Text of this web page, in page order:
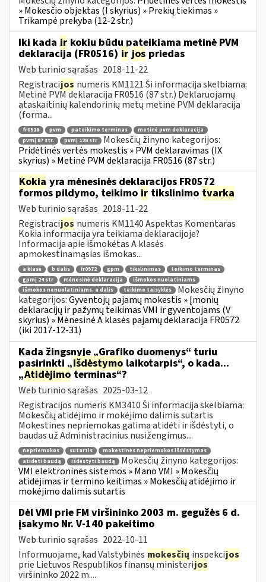
» Mokesčio objektas (I skyrius) » Prekių tiekimas »
Trikampė prekyba (12-2 str.)
Iki kada ir kokiu būdu pateikiama metinė PVM
deklaracija (FR0516) ir jos priedas
Web turinio sąrašas 2018-11-22
Registracijos numeris KM1121 Ši informacija skelbiama:
Metinė PVM deklaracija FR0516 (87 str.) Deklaruojamų
ataskaitinių kalendorinių metų metinė PVM deklaracija
(forma...
fr0516 pvm pateikimo terminas
metinė pvm deklaracija
pvmį 87 str.
pvmį 128 str
Mokesčių žinyno kategorijos:
Pridėtinės vertės mokestis » PVM deklaravimas (IX
skyrius) » Metinė PVM deklaracija FR0516 (87 str.)
Kokia yra mėnesinės deklaracijos FR0572
formos pildymo, teikimo ir tikslinimo tvarka
Web turinio sąrašas 2018-11-22
Registracijos numeris KM1140 Aspektas Komentaras
Kokia informacija yra teikiama deklaracijoje?
Informacija apie išmokėtas A klasės
apmokestinamąsias išmokas...
a klasė b dalis fr0572 gpm tikslinimas
teikimo terminas
gpmį 24 str
mėnesinė deklaracija
išmokos nuolatiniams
išmokos nenuolatiniams. a dalis
teikimo taisyklės
Mokesčių žinyno
kategorijos:Gyventojų pajamų mokestis » Įmonių
deklaracijų ir pažymų teikimas VMI ir gyventojams (V
skyrius) » Mėnesinė A klasės pajamų deklaracija FR0572
(iki 2017-12-31)
Kada žingsnyje „Grafiko duomenys“ turiu
pasirinkti „Išdėstymo laikotarpis“, o kada...
„Atidėjimoterminas“?
Web turinio sąrašas 2025-03-12
Registracijos numeris KM3410 Ši informacija skelbiama:
Mokesčių atidėjimo ir mokėjimo dalimis sutartis
Mokestines nepriemokas galima atidėti ir išdėstyti, o
baudas už Administracinius nusižengimus...
nepriemokos sutartis
mokestinės nepriemokos išdėstymas
atidėti baudą
išdėstyti baudą
Mokesčių žinyno kategorijos:
VMI elektroninės sistemos » Mano VMI » Mokesčių
atidėjimas ir termino keitimas » Mokesčių atidėjimo ir
mokėjimo dalimis sutartis
Dėl VMI prie FM viršininko 2003 m. gegužės 6 d.
įsakymo Nr. V-140 pakeitimo
Web turinio sąrašas 2022-10-11
Informuojame, kad Valstybinės mokesčių inspekcijos
prie Lietuvos Respublikos finansų ministerijos
viršininko 2022 m....